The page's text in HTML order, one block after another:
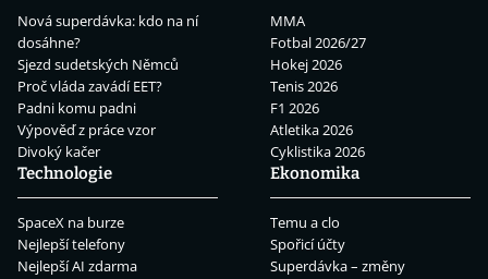
Nová superdávka: kdo na ní
dosáhne?
Sjezd sudetských Němců
Proč vláda zavádí EET?
Padni komu padni
Výpověď z práce vzor
Divoký kačer
MMA
Fotbal 2026/27
Hokej 2026
Tenis 2026
F1 2026
Atletika 2026
Cyklistika 2026
Technologie
SpaceX na burze
Nejlepší telefony
Nejlepší AI zdarma
Ekonomika
Temu a clo
Spořicí účty
Superdávka – změny